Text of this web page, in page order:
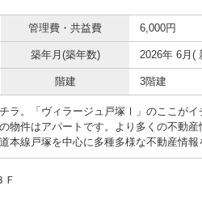
管理費・共益費 6,000円
築年月(築年数) 2026年 6月(
階建 3階建
ラ。「ヴィラージュ戸塚Ⅰ」のここがイ
物件はアパートです。より多くの不動
線戸塚を中心に多種多様な不動産情報
Ｆ